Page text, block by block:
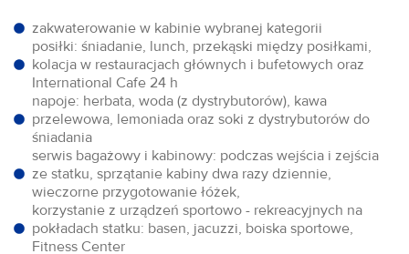
zakwaterowanie w kabinie wybranej kategorii
posiłki: śniadanie, lunch, przekąski między posiłkami,
kolacja w restauracjach głównych i bufetowych oraz
International Cafe 24 h
napoje: herbata, woda (z dystrybutorów), kawa
przelewowa, lemoniada oraz soki z dystrybutorów do
śniadania
serwis bagażowy i kabinowy: podczas wejścia i zejścia
ze statku, sprzątanie kabiny dwa razy dziennie,
wieczorne przygotowanie łóżek,
korzystanie z urządzeń sportowo - rekreacyjnych na
pokładach statku: basen, jacuzzi, boiska sportowe,
Fitness Center